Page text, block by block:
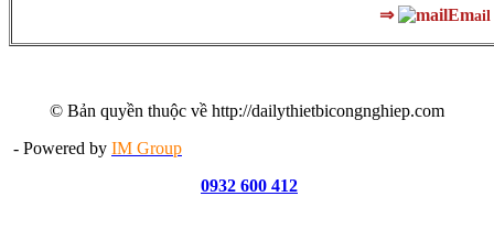
⇒ Email
© Bản quyền thuộc về http://dailythietbicongnghiep.com
- Powered by IM Group
0932 600 412